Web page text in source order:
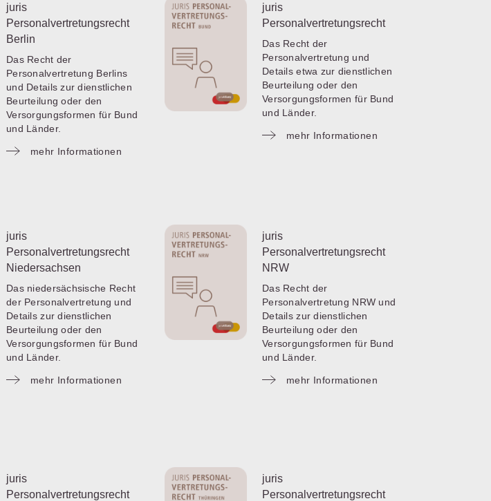
juris
Personalvertretungsrecht
Berlin
Das Recht der
Personalvertretung Berlins
und Details zur dienstlichen
Beurteilung oder den
Versorgungsformen für Bund
und Länder.
mehr Informationen
juris
Personalvertretungsrecht
Das Recht der
Personalvertretung und
Details etwa zur dienstlichen
Beurteilung oder den
Versorgungsformen für Bund
und Länder.
mehr Informationen
juris
Personalvertretungsrecht
Niedersachsen
Das niedersächsische Recht
der Personalvertretung und
Details zur dienstlichen
Beurteilung oder den
Versorgungsformen für Bund
und Länder.
mehr Informationen
juris
Personalvertretungsrecht
NRW
Das Recht der
Personalvertretung NRW und
Details zur dienstlichen
Beurteilung oder den
Versorgungsformen für Bund
und Länder.
mehr Informationen
juris
Personalvertretungsrecht
juris
Personalvertretungsrecht